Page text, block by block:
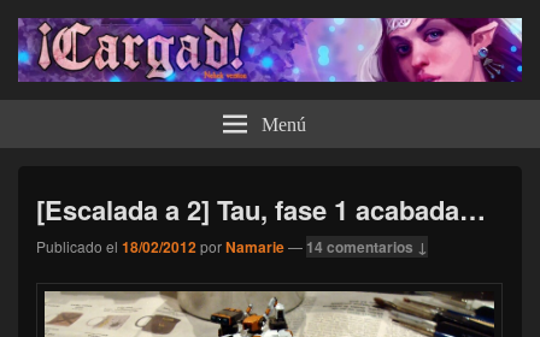
¡Cargad! Menú
[Escalada a 2] Tau, fase 1 acabada…
Publicado el 18/02/2012porNamarie— 14 comentarios ↓